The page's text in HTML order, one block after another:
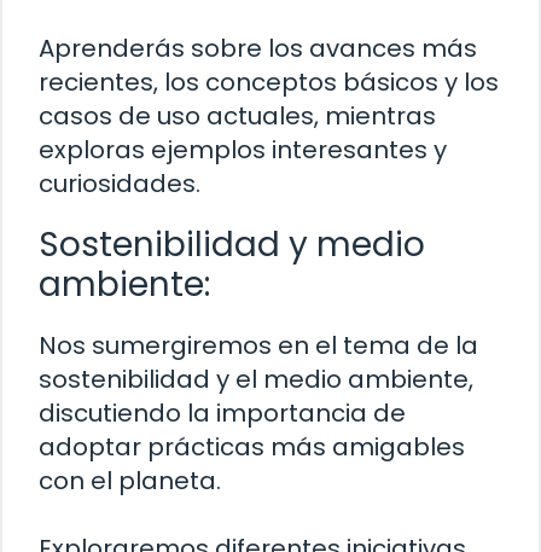
Aprenderás sobre los avances más
recientes, los conceptos básicos y los
casos de uso actuales, mientras
exploras ejemplos interesantes y
curiosidades.
Sostenibilidad y medio
ambiente:
Nos sumergiremos en el tema de la
sostenibilidad y el medio ambiente,
discutiendo la importancia de
adoptar prácticas más amigables
con el planeta.